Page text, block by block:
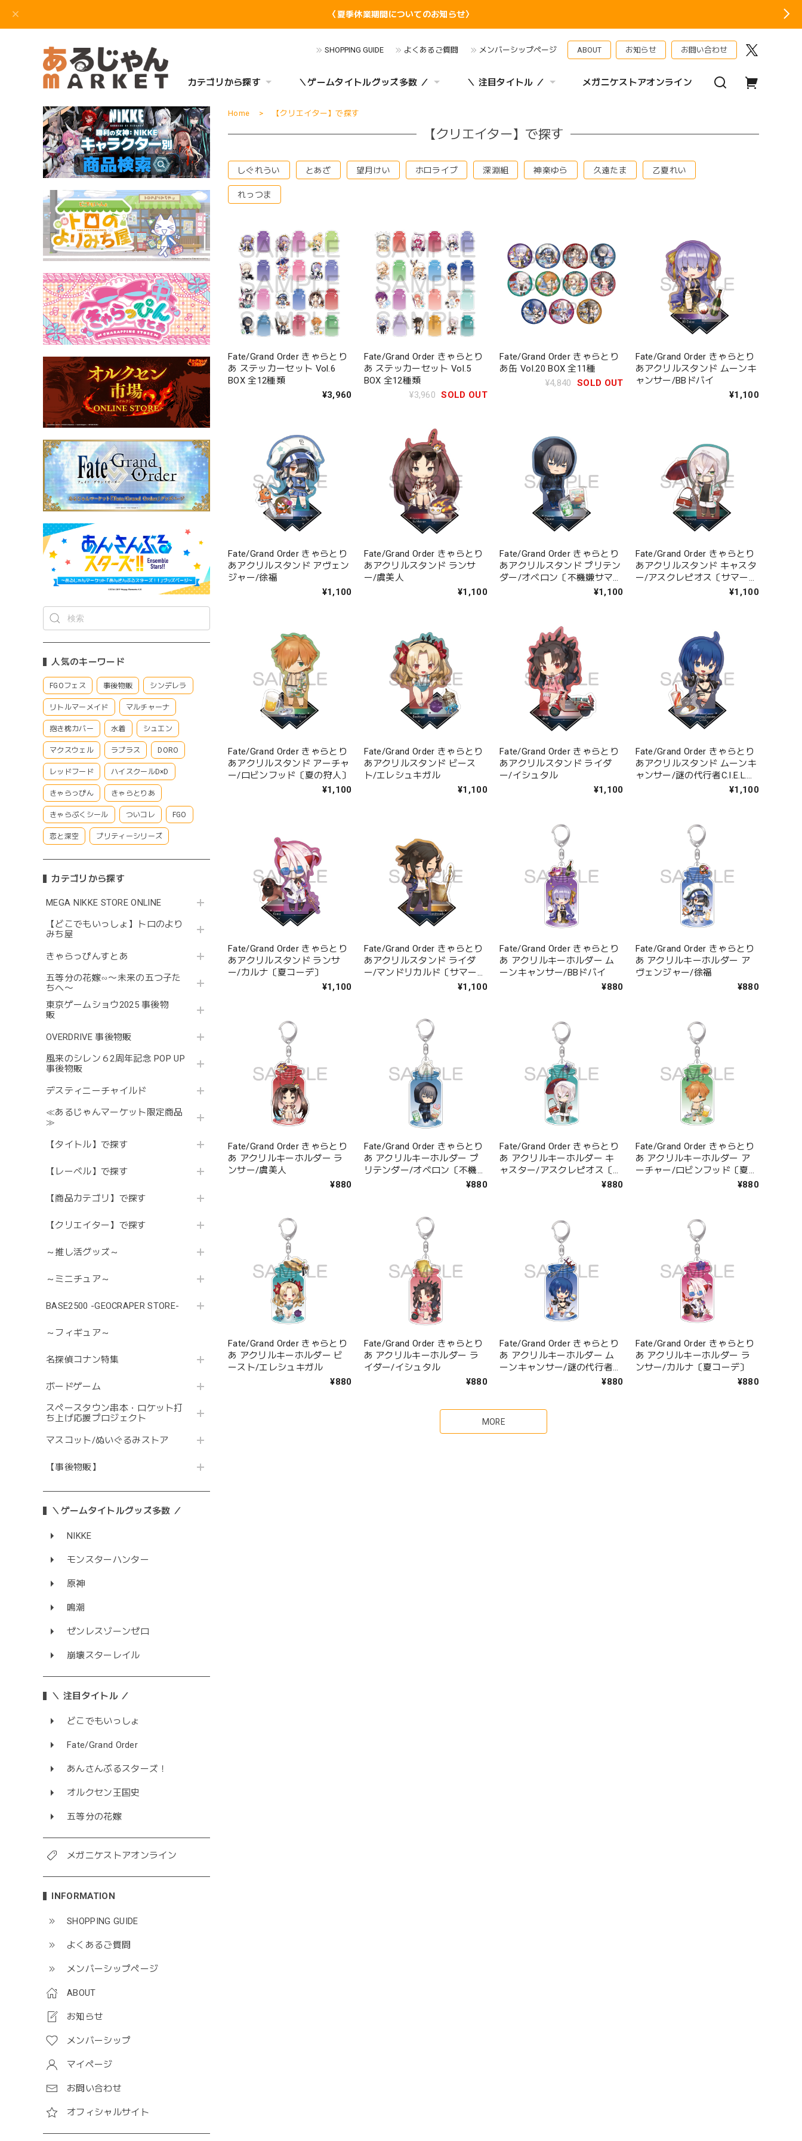
〈夏季休業期間についてのお知らせ〉
SHOPPING GUIDE よくあるご質問 メンバーシップページ ABOUT お知らせ お問い合わせ
カテゴリから探す ＼ゲームタイトルグッズ多数 ／ ＼ 注目タイトル ／ メガニケストアオンライン
人気のキーワード
FGOフェス 事後物販 シンデレラ
リトルマーメイド マルチャーナ
抱き枕カバー 水着 シュエン
マクスウェル ラプラス DORO
レッドフード ハイスクールD×D
きゃらっぴん きゃらとりあ
きゃらぷくシール ついコレ FGO
恋と深空 プリティーシリーズ
カテゴリから探す
MEGA NIKKE STORE ONLINE
【どこでもいっしょ】トロのより
みち屋
きゃらっぴんすとあ
五等分の花嫁∽〜未来の五つ子た
ちへ〜
東京ゲームショウ2025 事後物
販
OVERDRIVE 事後物販
風来のシレン６2周年記念 POP UP
事後物販
デスティニーチャイルド
≪あるじゃんマーケット限定商品
≫
【タイトル】で探す
【レーベル】で探す
【商品カテゴリ】で探す
【クリエイター】で探す
～推し活グッズ～
～ミニチュア～
BASE2500 -GEOCRAPER STORE-
～フィギュア～
名探偵コナン特集
ボードゲーム
スペースタウン串本・ロケット打
ち上げ応援プロジェクト
マスコット/ぬいぐるみストア
【事後物販】
＼ゲームタイトルグッズ多数 ／
NIKKE
モンスターハンター
原神
鳴潮
ゼンレスゾーンゼロ
崩壊スターレイル
＼ 注目タイトル ／
どこでもいっしょ
Fate/Grand Order
あんさんぶるスターズ！
オルクセン王国史
五等分の花嫁
メガニケストアオンライン
INFORMATION
SHOPPING GUIDE
よくあるご質問
メンバーシップページ
ABOUT
お知らせ
メンバーシップ
マイページ
お問い合わせ
オフィシャルサイト
Home 【クリエイター】で探す
【クリエイター】で探す
しぐれうい とあざ 望月けい ホロライブ 深淵組 神楽ゆら 久遠たま 乙夏れい
れっつま
Fate/Grand Order きゃらとり
あ ステッカーセット Vol.6
BOX 全12種類
¥3,960
Fate/Grand Order きゃらとり
あ ステッカーセット Vol.5
BOX 全12種類
¥3,960 SOLD OUT
Fate/Grand Order きゃらとり
あ缶 Vol.20 BOX 全11種
¥4,840
SOLD OUT
Fate/Grand Order きゃらとり
あアクリルスタンド ムーンキ
ャンサー/BBドバイ
¥1,100
Fate/Grand Order きゃらとり
あアクリルスタンド アヴェン
ジャー/徐福
¥1,100
Fate/Grand Order きゃらとり
あアクリルスタンド ランサ
ー/虞美人
¥1,100
Fate/Grand Order きゃらとり
あアクリルスタンド プリテン
ダー/オベロン〔不機嫌サマ
¥1,100
Fate/Grand Order きゃらとり
あアクリルスタンド キャスタ
ー/アスクレピオス〔サマーレ
¥1,100
Fate/Grand Order きゃらとり
あアクリルスタンド アーチャ
ー/ロビンフッド〔夏の狩人〕
¥1,100
Fate/Grand Order きゃらとり
あアクリルスタンド ビース
ト/エレシュキガル
¥1,100
Fate/Grand Order きゃらとり
あアクリルスタンド ライダ
ー/イシュタル
¥1,100
Fate/Grand Order きゃらとり
あアクリルスタンド ムーンキ
ャンサー/謎の代行者C.I.E.L.
¥1,100
Fate/Grand Order きゃらとり
あアクリルスタンド ランサ
ー/カルナ〔夏コーデ〕
¥1,100
Fate/Grand Order きゃらとり
あアクリルスタンド ライダ
ー/マンドリカルド〔サマー・
¥1,100
Fate/Grand Order きゃらとり
あ アクリルキーホルダー ム
ーンキャンサー/BBドバイ
¥880
Fate/Grand Order きゃらとり
あ アクリルキーホルダー ア
ヴェンジャー/徐福
¥880
Fate/Grand Order きゃらとり
あ アクリルキーホルダー ラ
ンサー/虞美人
¥880
Fate/Grand Order きゃらとり
あ アクリルキーホルダー プ
リテンダー/オベロン〔不機嫌
¥880
Fate/Grand Order きゃらとり
あ アクリルキーホルダー キ
ャスター/アスクレピオス〔サ
¥880
Fate/Grand Order きゃらとり
あ アクリルキーホルダー ア
ーチャー/ロビンフッド〔夏の
¥880
Fate/Grand Order きゃらとり
あ アクリルキーホルダー ビ
ースト/エレシュキガル
¥880
Fate/Grand Order きゃらとり
あ アクリルキーホルダー ラ
イダー/イシュタル
¥880
Fate/Grand Order きゃらとり
あ アクリルキーホルダー ム
ーンキャンサー/謎の代行者
C.I.E.L.〔オープン・サマー〕
¥880
Fate/Grand Order きゃらとり
あ アクリルキーホルダー ラ
ンサー/カルナ〔夏コーデ〕
¥880
MORE